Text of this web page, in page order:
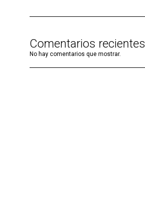
Comentarios recientes
No hay comentarios que mostrar.